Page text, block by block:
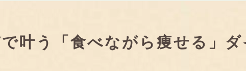
叶う「食べながら痩せる」